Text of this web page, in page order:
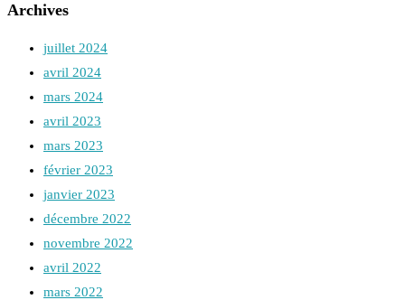
Archives
juillet 2024
avril 2024
mars 2024
avril 2023
mars 2023
février 2023
janvier 2023
décembre 2022
novembre 2022
avril 2022
mars 2022